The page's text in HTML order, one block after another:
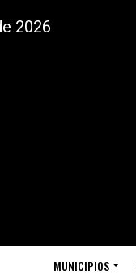
2026
MUNICIPIOS